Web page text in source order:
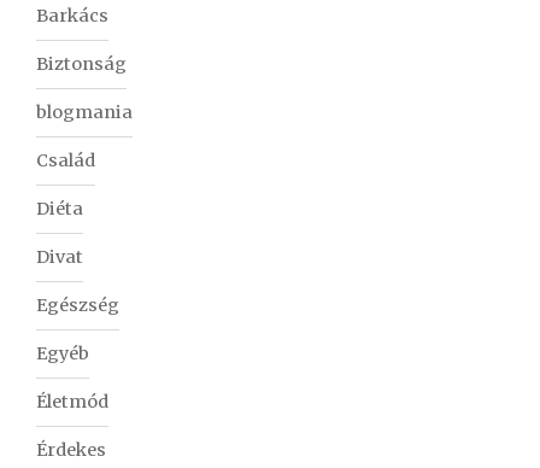
Barkács
Biztonság
blogmania
Család
Diéta
Divat
Egészség
Egyéb
Életmód
Érdekes